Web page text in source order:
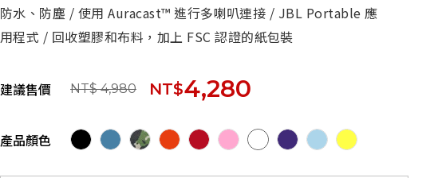
防水、防塵 / 使用 Auracast™ 進行多喇叭連接 / JBL Portable 應
用程式 / 回收塑膠和布料，加上 FSC 認證的紙包裝
建議售價 NT$ 4,980 NT$4,280
產品顏色